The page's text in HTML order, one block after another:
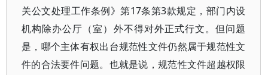
关公文处理工作条例》第17条第3款规定，部门内设
机构除办公厅（室）外不得对外正式行文。但问题
是，哪个主体有权出台规范性文件仍然属于规范性文
件的合法要件问题。也就是说，规范性文件超越权限